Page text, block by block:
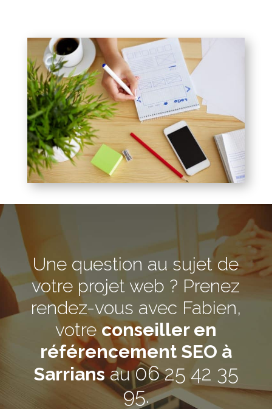
Une question au sujet de
votre projet web ? Prenez
rendez-vous avec Fabien,
votre conseiller en
référencement SEO à
Sarriansau06 25 42 35
95.